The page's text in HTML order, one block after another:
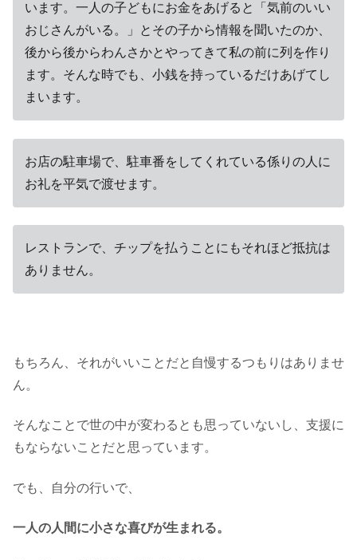
います。一人の子どもにお金をあげると「気前のいい
おじさんがいる。」とその子から情報を聞いたのか、
後から後からわんさかとやってきて私の前に列を作り
ます。そんな時でも、小銭を持っているだけあげてし
まいます。
お店の駐車場で、駐車番をしてくれている係りの人に
お礼を平気で渡せます。
レストランで、チップを払うことにもそれほど抵抗は
ありません。
もちろん、それがいいことだと自慢するつもりはありませ
ん。
そんなことで世の中が変わるとも思っていないし、支援に
もならないことだと思っています。
でも、自分の行いで、
一人の人間に小さな喜びが生まれる。